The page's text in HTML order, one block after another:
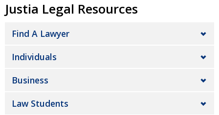
Justia Legal Resources
Find A Lawyer
Individuals
Business
Law Students